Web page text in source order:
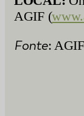
AGIF (
Fonte: AGIF